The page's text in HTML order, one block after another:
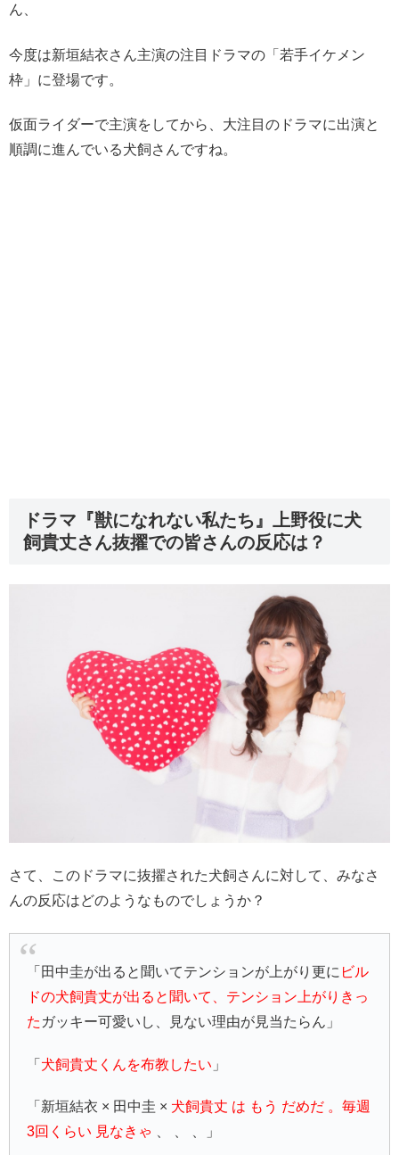
ん、
今度は新垣結衣さん主演の注目ドラマの「若手イケメン
枠」に登場です。
仮面ライダーで主演をしてから、大注目のドラマに出演と
順調に進んでいる犬飼さんですね。
ドラマ『獣になれない私たち』上野役に犬
飼貴丈さん抜擢での皆さんの反応は？
さて、このドラマに抜擢された犬飼さんに対して、みなさ
んの反応はどのようなものでしょうか？
「田中圭が出ると聞いてテンションが上がり更に ビル
ドの犬飼貴丈が出ると聞いて、テンション上がりきっ
た ガッキー可愛いし、見ない理由が見当たらん」
「 犬飼貴丈くんを布教したい 」
「新垣結衣 × 田中圭 × 犬飼貴丈 は もう だめだ 。毎週
3回くらい 見なきゃ
、 、 、」